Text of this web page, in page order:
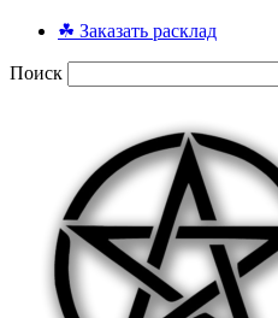
☘ Заказать расклад
Поиск